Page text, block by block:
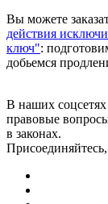
Вы можете
действия
ключ":
добьемся
В наших
правовые
в законах.